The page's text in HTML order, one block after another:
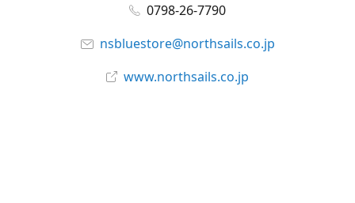
0798-26-7790
nsbluestore@northsails.co.jp
www.northsails.co.jp